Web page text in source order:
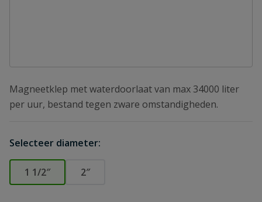
Magneetklep met waterdoorlaat van max 34000 liter
per uur, bestand tegen zware omstandigheden.
Selecteer diameter:
1 1/2″ 2″